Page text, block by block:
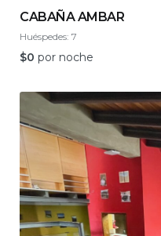
CABAÑA AMBAR
Huéspedes: 7
$0 por noche